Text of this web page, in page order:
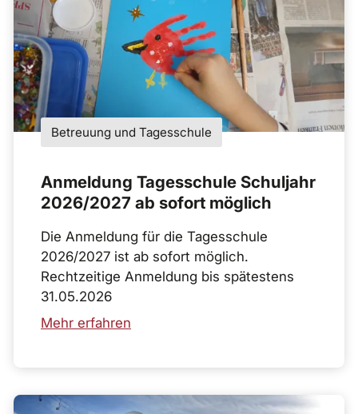
Betreuung und Tagesschule
Anmeldung Tagesschule Schuljahr
2026/2027 ab sofort möglich
Die Anmeldung für die Tagesschule
2026/2027 ist ab sofort möglich.
Rechtzeitige Anmeldung bis spätestens
31.05.2026
Mehr erfahren